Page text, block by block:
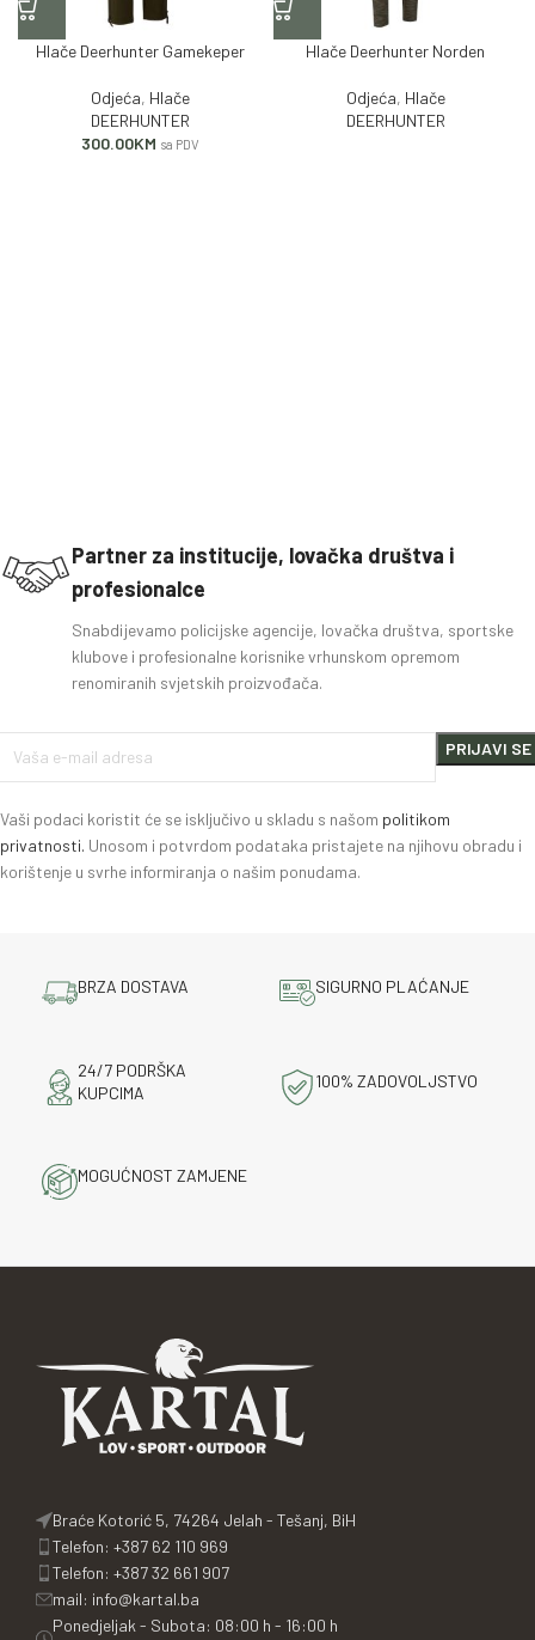
Hlače Deerhunter Gamekeper
Odjeća, Hlače
DEERHUNTER
300.00KM sa PDV
Hlače Deerhunter Norden
Odjeća, Hlače
DEERHUNTER
Partner za institucije, lovačka društva i
profesionalce
Snabdijevamo policijske agencije, lovačka društva, sportske
klubove i profesionalne korisnike vrhunskom opremom
renomiranih svjetskih proizvođača.
Vaši podaci koristit će se isključivo u skladu s našom politikom
privatnosti. Unosom i potvrdom podataka pristajete na njihovu obradu i
korištenje u svrhe informiranja o našim ponudama.
BRZA DOSTAVA SIGURNO PLAĆANJE
24/7 PODRŠKA
KUPCIMA
100% ZADOVOLJSTVO
MOGUĆNOST ZAMJENE
Braće Kotorić 5, 74264 Jelah - Tešanj, BiH
Telefon: +387 62 110 969
Telefon: +387 32 661 907
mail: info@kartal.ba
Ponedjeljak - Subota: 08:00 h - 16:00 h